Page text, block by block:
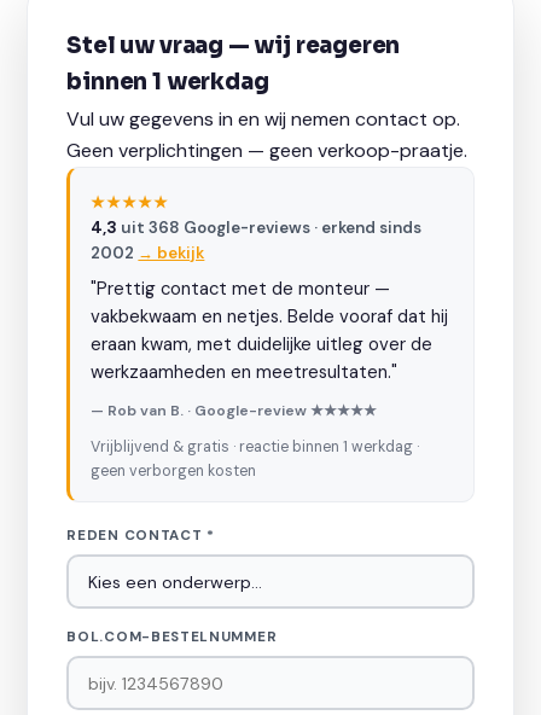
Stel uw vraag — wij reageren
binnen 1 werkdag
Vul uw gegevens in en wij nemen contact op.
Geen verplichtingen — geen verkoop-praatje.
★★★★★
4,3 uit 368 Google-reviews · erkend sinds
2002 → bekijk
"Prettig contact met de monteur —
vakbekwaam en netjes. Belde vooraf dat hij
eraan kwam, met duidelijke uitleg over de
werkzaamheden en meetresultaten."
— Rob van B. · Google-review ★★★★★
Vrijblijvend & gratis · reactie binnen 1 werkdag ·
geen verborgen kosten
REDEN CONTACT *
BOL.COM-BESTELNUMMER